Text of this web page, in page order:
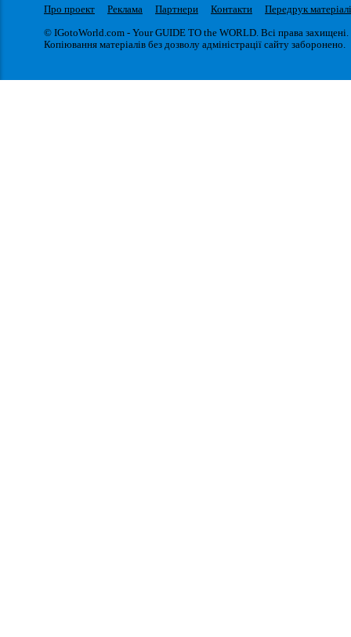
Про проект Реклама Партнери Контакти
Передрук
© IGotoWorld.com - Your GUIDE TO the WORLD. Всі права захищені.
Копіювання матеріалів без дозволу адміністрації сайту заборонено.